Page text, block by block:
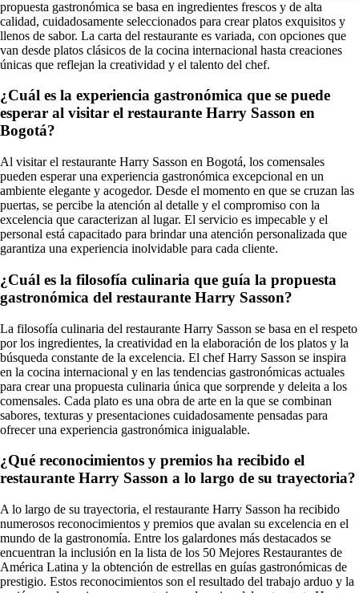
propuesta gastronómica se basa en ingredientes frescos y de alta
calidad, cuidadosamente seleccionados para crear platos exquisitos y
llenos de sabor. La carta del restaurante es variada, con opciones que
van desde platos clásicos de la cocina internacional hasta creaciones
únicas que reflejan la creatividad y el talento del chef.
¿Cuál es la experiencia gastronómica que se puede
esperar al visitar el restaurante Harry Sasson en
Bogotá?
Al visitar el restaurante Harry Sasson en Bogotá, los comensales
pueden esperar una experiencia gastronómica excepcional en un
ambiente elegante y acogedor. Desde el momento en que se cruzan las
puertas, se percibe la atención al detalle y el compromiso con la
excelencia que caracterizan al lugar. El servicio es impecable y el
personal está capacitado para brindar una atención personalizada que
garantiza una experiencia inolvidable para cada cliente.
¿Cuál es la filosofía culinaria que guía la propuesta
gastronómica del restaurante Harry Sasson?
La filosofía culinaria del restaurante Harry Sasson se basa en el respeto
por los ingredientes, la creatividad en la elaboración de los platos y la
búsqueda constante de la excelencia. El chef Harry Sasson se inspira
en la cocina internacional y en las tendencias gastronómicas actuales
para crear una propuesta culinaria única que sorprende y deleita a los
comensales. Cada plato es una obra de arte en la que se combinan
sabores, texturas y presentaciones cuidadosamente pensadas para
ofrecer una experiencia gastronómica inigualable.
¿Qué reconocimientos y premios ha recibido el
restaurante Harry Sasson a lo largo de su trayectoria?
A lo largo de su trayectoria, el restaurante Harry Sasson ha recibido
numerosos reconocimientos y premios que avalan su excelencia en el
mundo de la gastronomía. Entre los galardones más destacados se
encuentran la inclusión en la lista de los 50 Mejores Restaurantes de
América Latina y la obtención de estrellas en guías gastronómicas de
prestigio. Estos reconocimientos son el resultado del trabajo arduo y la